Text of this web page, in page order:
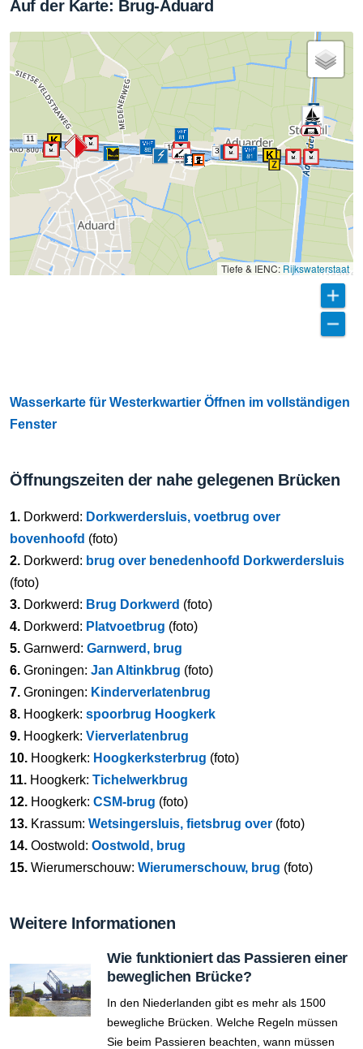
Auf der Karte: Brug-Aduard
36
37
10
11
Tiefe & IENC: Rijkswaterstaat
Wasserkarte für Westerkwartier Öffnen im vollständigen
Fenster
Öffnungszeiten der nahe gelegenen Brücken
1. Dorkwerd: Dorkwerdersluis, voetbrug over
bovenhoofd (foto)
2. Dorkwerd: brug over benedenhoofd Dorkwerdersluis
(foto)
3. Dorkwerd: Brug Dorkwerd (foto)
4. Dorkwerd: Platvoetbrug (foto)
5. Garnwerd: Garnwerd, brug
6. Groningen: Jan Altinkbrug (foto)
7. Groningen: Kinderverlatenbrug
8. Hoogkerk: spoorbrug Hoogkerk
9. Hoogkerk: Vierverlatenbrug
10. Hoogkerk: Hoogkerksterbrug (foto)
11. Hoogkerk: Tichelwerkbrug
12. Hoogkerk: CSM-brug (foto)
13. Krassum: Wetsingersluis, fietsbrug over (foto)
14. Oostwold: Oostwold, brug
15. Wierumerschouw: Wierumerschouw, brug (foto)
Weitere Informationen
Wie funktioniert das Passieren einer
beweglichen Brücke?
In den Niederlanden gibt es mehr als 1500
bewegliche Brücken. Welche Regeln müssen
Sie beim Passieren beachten, wann müssen